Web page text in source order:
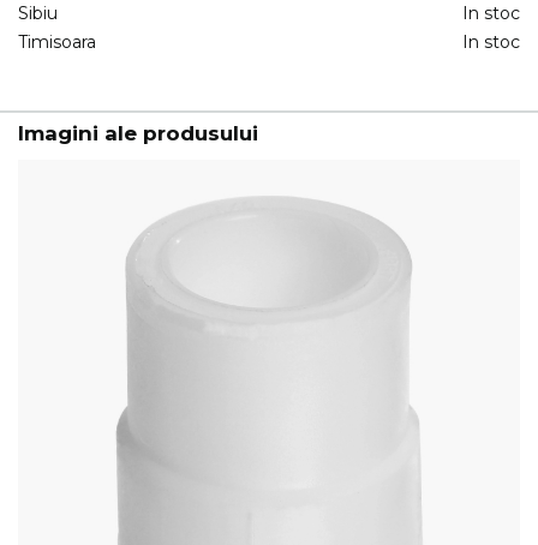
Sibiu
In stoc
Timisoara
In stoc
Imagini ale produsului